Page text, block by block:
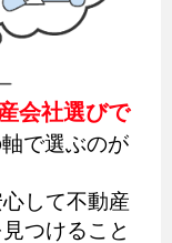
会社選びで
で選ぶのが
して不動産
つけること